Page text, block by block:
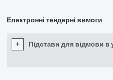
Електронні тендерні вимоги
+ Підстави для відмови в